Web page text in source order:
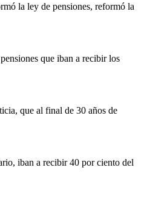
la ley de pensiones, reformó la
que iban a recibir los
que al final de 30 años de
iban a recibir 40 por ciento del